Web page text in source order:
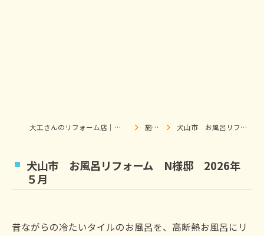
大工さんのリフォーム店｜株式会社ウィズホーム｜扶桑・犬山 施工事例 犬山市 お風呂リフォーム N様邸 2026年５月
犬山市 お風呂リフォーム N様邸 2026年
５月
昔ながらの冷たいタイルのお風呂を、高断熱お風呂にリ